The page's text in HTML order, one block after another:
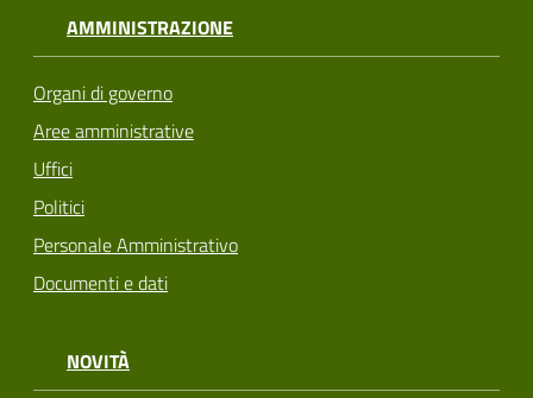
AMMINISTRAZIONE
Organi di governo
Aree amministrative
Uffici
Politici
Personale Amministrativo
Documenti e dati
NOVITÀ